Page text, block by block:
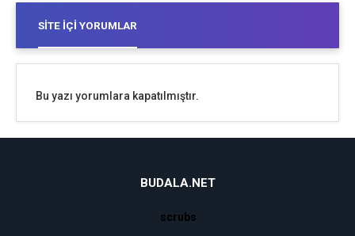
SITE İÇI YORUMLAR
Bu yazı yorumlara kapatılmıştır.
BUDALA.NET
scrubs